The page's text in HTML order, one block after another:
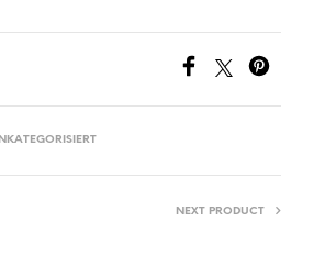
NEXT PRODUCT